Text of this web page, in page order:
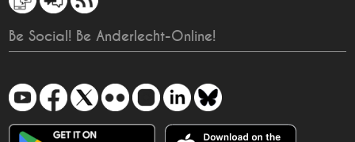
Be Social! Be Anderlecht-Online!